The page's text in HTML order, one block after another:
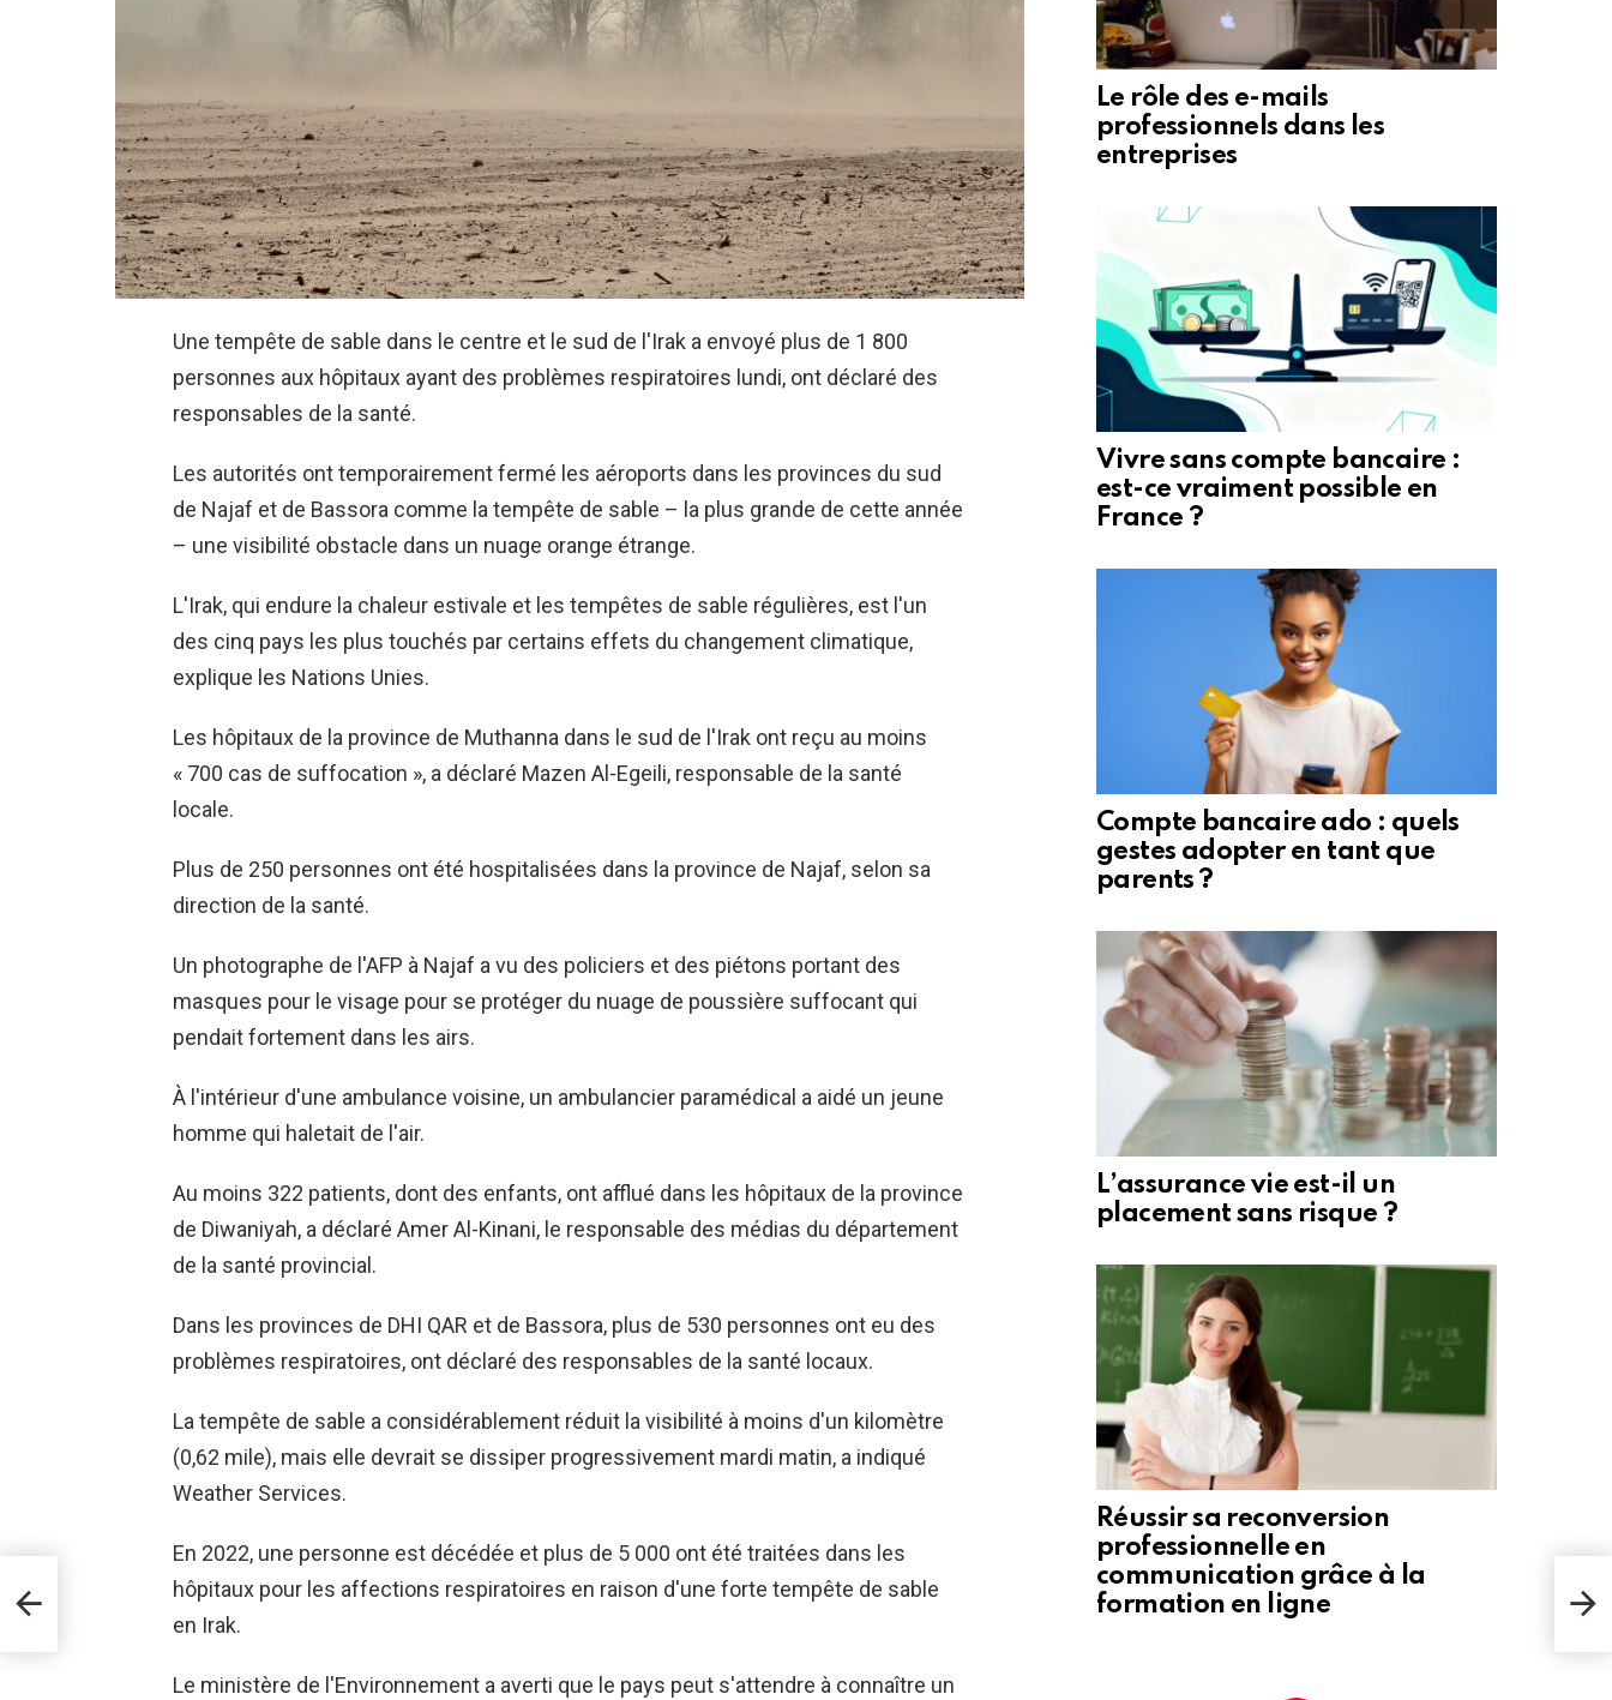
Une tempête de sable dans le centre et le sud de l'Irak a envoyé plus de 1 800
personnes aux hôpitaux ayant des problèmes respiratoires lundi, ont déclaré des
responsables de la santé.
Les autorités ont temporairement fermé les aéroports dans les provinces du sud
de Najaf et de Bassora comme la tempête de sable – la plus grande de cette année
– une visibilité obstacle dans un nuage orange étrange.
L'Irak, qui endure la chaleur estivale et les tempêtes de sable régulières, est l'un
des cinq pays les plus touchés par certains effets du changement climatique,
explique les Nations Unies.
Les hôpitaux de la province de Muthanna dans le sud de l'Irak ont ​​reçu au moins
« 700 cas de suffocation », a déclaré Mazen Al-Egeili, responsable de la santé
locale.
Plus de 250 personnes ont été hospitalisées dans la province de Najaf, selon sa
direction de la santé.
Un photographe de l'AFP à Najaf a vu des policiers et des piétons portant des
masques pour le visage pour se protéger du nuage de poussière suffocant qui
pendait fortement dans les airs.
À l'intérieur d'une ambulance voisine, un ambulancier paramédical a aidé un jeune
homme qui haletait de l'air.
Au moins 322 patients, dont des enfants, ont afflué dans les hôpitaux de la province
de Diwaniyah, a déclaré Amer Al-Kinani, le responsable des médias du département
de la santé provincial.
Dans les provinces de DHI QAR et de Bassora, plus de 530 personnes ont eu des
problèmes respiratoires, ont déclaré des responsables de la santé locaux.
La tempête de sable a considérablement réduit la visibilité à moins d'un kilomètre
(0,62 mile), mais elle devrait se dissiper progressivement mardi matin, a indiqué
Weather Services.
En 2022, une personne est décédée et plus de 5 000 ont été traitées dans les
hôpitaux pour les affections respiratoires en raison d'une forte tempête de sable
en Irak.
Le ministère de l'Environnement a averti que le pays peut s'attendre à connaître un
Le rôle des e-mails
professionnels dans les
entreprises
Vivre sans compte bancaire :
est-ce vraiment possible en
France ?
Compte bancaire ado : quels
gestes adopter en tant que
parents ?
L’assurance vie est-il un
placement sans risque ?
Réussir sa reconversion
professionnelle en
communication grâce à la
formation en ligne